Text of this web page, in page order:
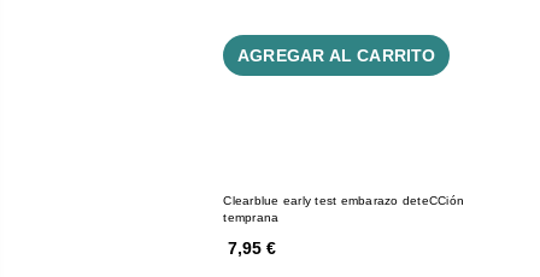
AGREGAR AL CARRITO
Clearblue early test embarazo deteCCión
temprana
7,95 €